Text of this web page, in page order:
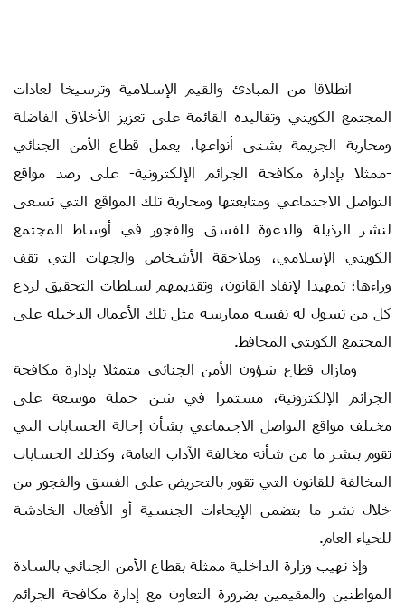
انطلاقا من المبادئ والقيم الإسلامية وترسيخا لعادات
المجتمع الكويتي وتقاليده القائمة على تعزيز الأخلاق الفاضلة
ومحاربة الجريمة بشتى أنواعها، يعمل قطاع الأمن الجنائي
-ممثلا بإدارة مكافحة الجرائم الإلكترونية- على رصد مواقع
التواصل الاجتماعي ومتابعتها ومحاربة تلك المواقع التي تسعى
لنشر الرذيلة والدعوة للفسق والفجور في أوساط المجتمع
الكويتي الإسلامي، وملاحقة الأشخاص والجهات التي تقف
وراءها؛ تمهيدا لإنفاذ القانون، وتقديمهم لسلطات التحقيق لردع
كل من تسول له نفسه ممارسة مثل تلك الأعمال الدخيلة على
المجتمع الكويتي المحافظ.
ومازال قطاع شؤون الأمن الجنائي متمثلا بإدارة مكافحة
الجرائم الإلكترونية، مستمرا في شن حملة موسعة على
مختلف مواقع التواصل الاجتماعي بشأن إحالة الحسابات التي
تقوم بنشر ما من شأنه مخالفة الآداب العامة، وكذلك الحسابات
المخالفة للقانون التي تقوم بالتحريض على الفسق والفجور من
خلال نشر ما يتضمن الإيحاءات الجنسية أو الأفعال الخادشة
للحياء العام.
وإذ تهيب وزارة الداخلية ممثلة بقطاع الأمن الجنائي بالسادة
المواطنين والمقيمين بضرورة التعاون مع إدارة مكافحة الجرائم